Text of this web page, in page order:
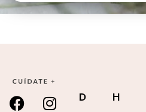
D
H